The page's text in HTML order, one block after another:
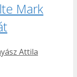
Mark
Attila